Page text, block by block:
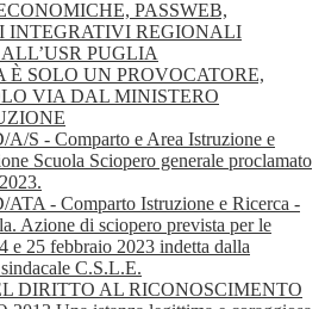
PASSWEB,
INTEGRATIVI REGIONALI
PUGLIA
SOLO UN PROVOCATORE,
VIA DAL MINISTERO
A/S - Comparto e Area Istruzione e
Scuola Sciopero generale proclamato
ATA - Comparto Istruzione e Ricerca -
Azione di sciopero prevista per le
e 25 febbraio 2023 indetta dalla
C.S.L.E.
DIRITTO AL RICONOSCIMENTO